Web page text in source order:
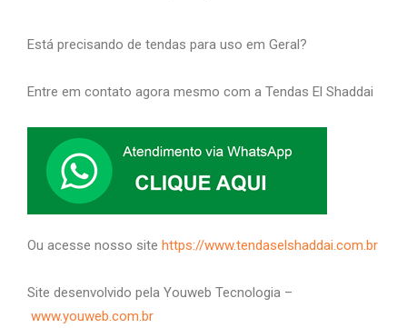
Está precisando de tendas para uso em Geral?
Entre em contato agora mesmo com a Tendas El Shaddai
Ou acesse nosso site https://www.tendaselshaddai.com.br
Site desenvolvido pela Youweb Tecnologia –
www.youweb.com.br